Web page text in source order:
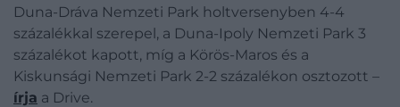
Duna-Dráva Nemzeti Park holtversenyben 4-4
százalékkal szerepel, a Duna-Ipoly Nemzeti Park 3
százalékot kapott, míg a Körös-Maros és a
Kiskunsági Nemzeti Park 2-2 százalékon osztozott –
írja a Drive.